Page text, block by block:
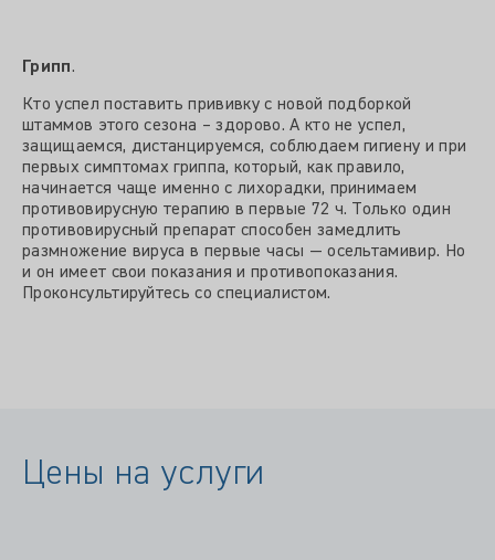
Грипп.
Кто успел поставить прививку с новой подборкой
штаммов этого сезона – здорово. А кто не успел,
защищаемся, дистанцируемся, соблюдаем гигиену и при
первых симптомах гриппа, который, как правило,
начинается чаще именно с лихорадки, принимаем
противовирусную терапию в первые 72 ч. Только один
противовирусный препарат способен замедлить
размножение вируса в первые часы — осельтамивир. Но
и он имеет свои показания и противопоказания.
Проконсультируйтесь со специалистом.
Цены на услуги